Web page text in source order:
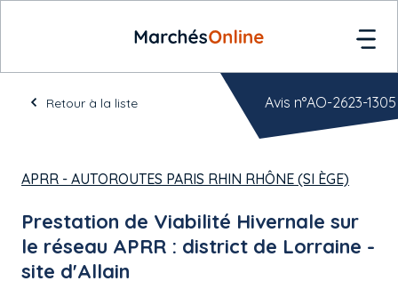
Retour à la liste
APRR - AUTOROUTES PARIS RHIN RHÔNE (SI ÈGE)
Prestation de Viabilité Hivernale sur
le réseau APRR : district de Lorraine -
site d'Allain
Avis n°AO-2623-1305